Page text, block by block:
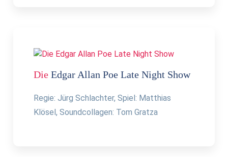
Die Edgar Allan Poe Late Night Show
Regie: Jürg Schlachter, Spiel: Matthias
Klösel, Soundcollagen: Tom Gratza